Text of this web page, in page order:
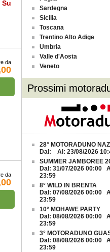
Su
da
da
Sardegna
Sicilia
Toscana
Trentino Alto Adige
Umbria
Valle d'Aosta
Veneto
Prossimi
28° MOTORADUNO
Dal: Al: 23/08/2026
SUMMER JAMBOREE
Dal: 31/07/2026 00:00
23:59
8° WILD IN BRENTA
Dal: 07/08/2026 00:00
23:59
10° MOHAWE PARTY
Dal: 08/08/2026 00:00
23:59
3° MOTORADUNO
Dal: 08/08/2026 00:00
23:59